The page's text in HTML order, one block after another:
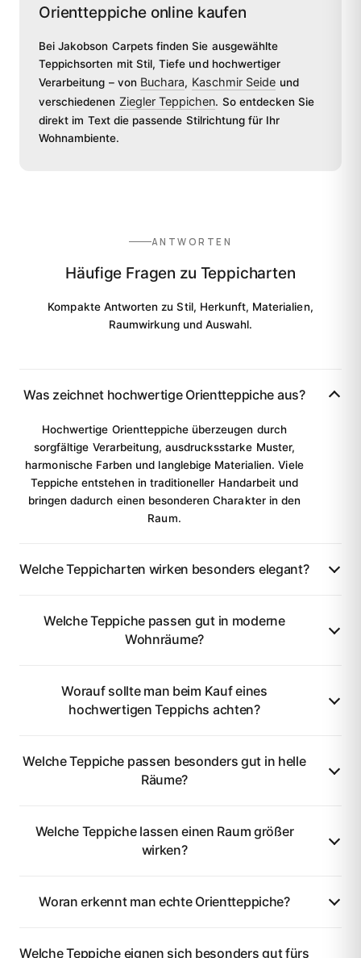
Orientteppiche online kaufen
Bei Jakobson Carpets finden Sie ausgewählte
Teppichsorten mit Stil, Tiefe und hochwertiger
Verarbeitung – von Buchara, Kaschmir Seide und
verschiedenen Ziegler Teppichen. So entdecken Sie
direkt im Text die passende Stilrichtung für Ihr
Wohnambiente.
ANTWORTEN
Häufige Fragen zu Teppicharten
Kompakte Antworten zu Stil, Herkunft, Materialien,
Raumwirkung und Auswahl.
Was zeichnet hochwertige Orientteppiche aus?
Hochwertige Orientteppiche überzeugen durch
sorgfältige Verarbeitung, ausdrucksstarke Muster,
harmonische Farben und langlebige Materialien. Viele
Teppiche entstehen in traditioneller Handarbeit und
bringen dadurch einen besonderen Charakter in den
Raum.
Welche Teppicharten wirken besonders elegant?
Welche Teppiche passen gut in moderne
Wohnräume?
Worauf sollte man beim Kauf eines
hochwertigen Teppichs achten?
Welche Teppiche passen besonders gut in helle
Räume?
Welche Teppiche lassen einen Raum größer
wirken?
Woran erkennt man echte Orientteppiche?
Welche Teppiche eignen sich besonders gut fürs